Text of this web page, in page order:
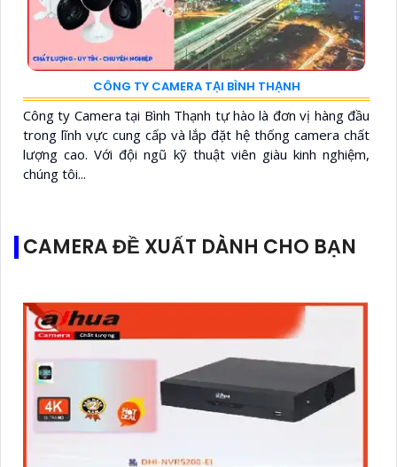
CÔNG TY CAMERA TẠI BÌNH THẠNH
Công ty Camera tại Bình Thạnh tự hào là đơn vị hàng đầu
trong lĩnh vực cung cấp và lắp đặt hệ thống camera chất
lượng cao. Với đội ngũ kỹ thuật viên giàu kinh nghiệm,
chúng tôi...
CAMERA ĐỀ XUẤT DÀNH CHO BẠN